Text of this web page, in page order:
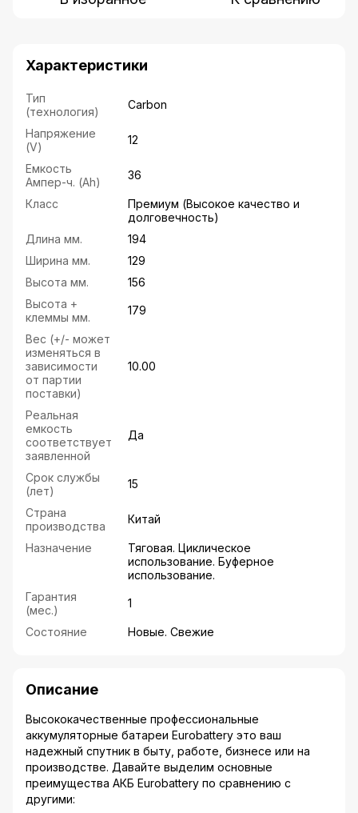
Характеристики
Тип
(технология)
Carbon
Напряжение
(V)
12
Емкость
Ампер-ч. (Ah)
36
Класс
Премиум (Высокое качество и
долговечность)
Длина мм.
194
Ширина мм.
129
Высота мм.
156
Высота +
клеммы мм.
179
Вес (+/- может
изменяться в
зависимости
от партии
поставки)
10.00
Реальная
емкость
соответствует
заявленной
Да
Срок службы
(лет)
15
Страна
производства
Китай
Назначение
Тяговая. Циклическое
использование. Буферное
использование.
Гарантия
(мес.)
1
Состояние Новые. Свежие
Описание
Высококачественные профессиональные
аккумуляторные батареи Eurobattery это ваш
надежный спутник в быту, работе, бизнесе или на
производстве. Давайте выделим основные
преимущества АКБ Eurobattery по сравнению с
другими: